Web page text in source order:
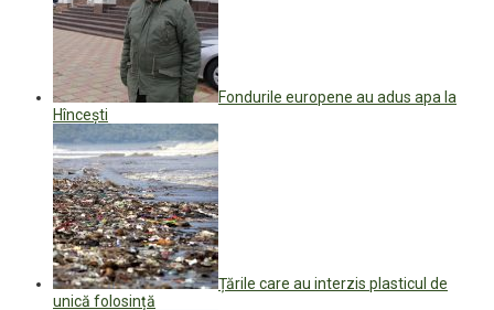
Fondurile europene au adus apa la
Hîncești
Țările care au interzis plasticul de
unică folosință